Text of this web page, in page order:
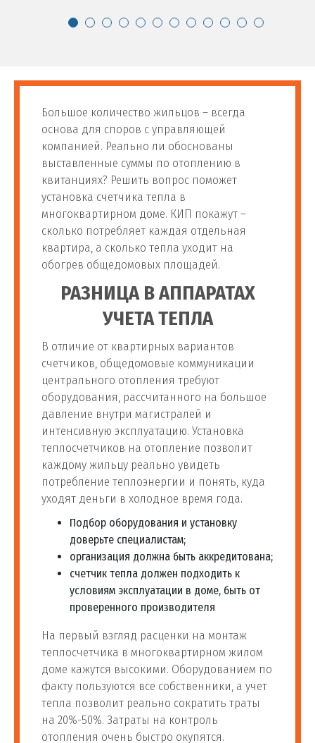
Большое количество жильцов – всегда
основа для споров с управляющей
компанией. Реально ли обоснованы
выставленные суммы по отоплению в
квитанциях? Решить вопрос поможет
установка счетчика тепла в
многоквартирном доме. КИП покажут –
сколько потребляет каждая отдельная
квартира, а сколько тепла уходит на
обогрев общедомовых площадей.
РАЗНИЦА В АППАРАТАХ
УЧЕТА ТЕПЛА
В отличие от квартирных вариантов
счетчиков, общедомовые коммуникации
центрального отопления требуют
оборудования, рассчитанного на большое
давление внутри магистралей и
интенсивную эксплуатацию. Установка
теплосчетчиков на отопление позволит
каждому жильцу реально увидеть
потребление теплоэнергии и понять, куда
уходят деньги в холодное время года.
Подбор оборудования и установку
доверьте специалистам;
организация должна быть аккредитована;
счетчик тепла должен подходить к
условиям эксплуатации в доме, быть от
проверенного производителя
На первый взгляд расценки на монтаж
теплосчетчика в многоквартирном жилом
доме кажутся высокими. Оборудованием по
факту пользуются все собственники, а учет
тепла позволит реально сократить траты
на 20%-50%. Затраты на контроль
отопления очень быстро окупятся.